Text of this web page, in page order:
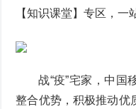
【知识课堂】专区，一
战“疫”宅家，中国
整合优势，积极推动优